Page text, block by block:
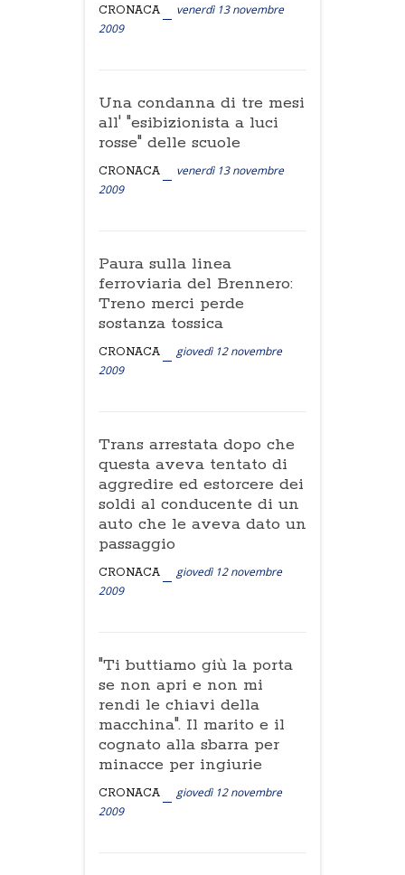
CRONACA
venerdì 13 novembre
2009
Una condanna di tre mesi
all' "esibizionista a luci
rosse" delle scuole
CRONACA
venerdì 13 novembre
2009
Paura sulla linea
ferroviaria del Brennero:
Treno merci perde
sostanza tossica
CRONACA
giovedì 12 novembre
2009
Trans arrestata dopo che
questa aveva tentato di
aggredire ed estorcere dei
soldi al conducente di un
auto che le aveva dato un
passaggio
CRONACA
giovedì 12 novembre
2009
"Ti buttiamo giù la porta
se non apri e non mi
rendi le chiavi della
macchina". Il marito e il
cognato alla sbarra per
minacce per ingiurie
CRONACA
giovedì 12 novembre
2009